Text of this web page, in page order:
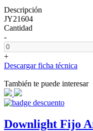
Descripción
JY21604
Cantidad
-
+
Descargar ficha técnica
También te puede interesar
Downlight Fijo